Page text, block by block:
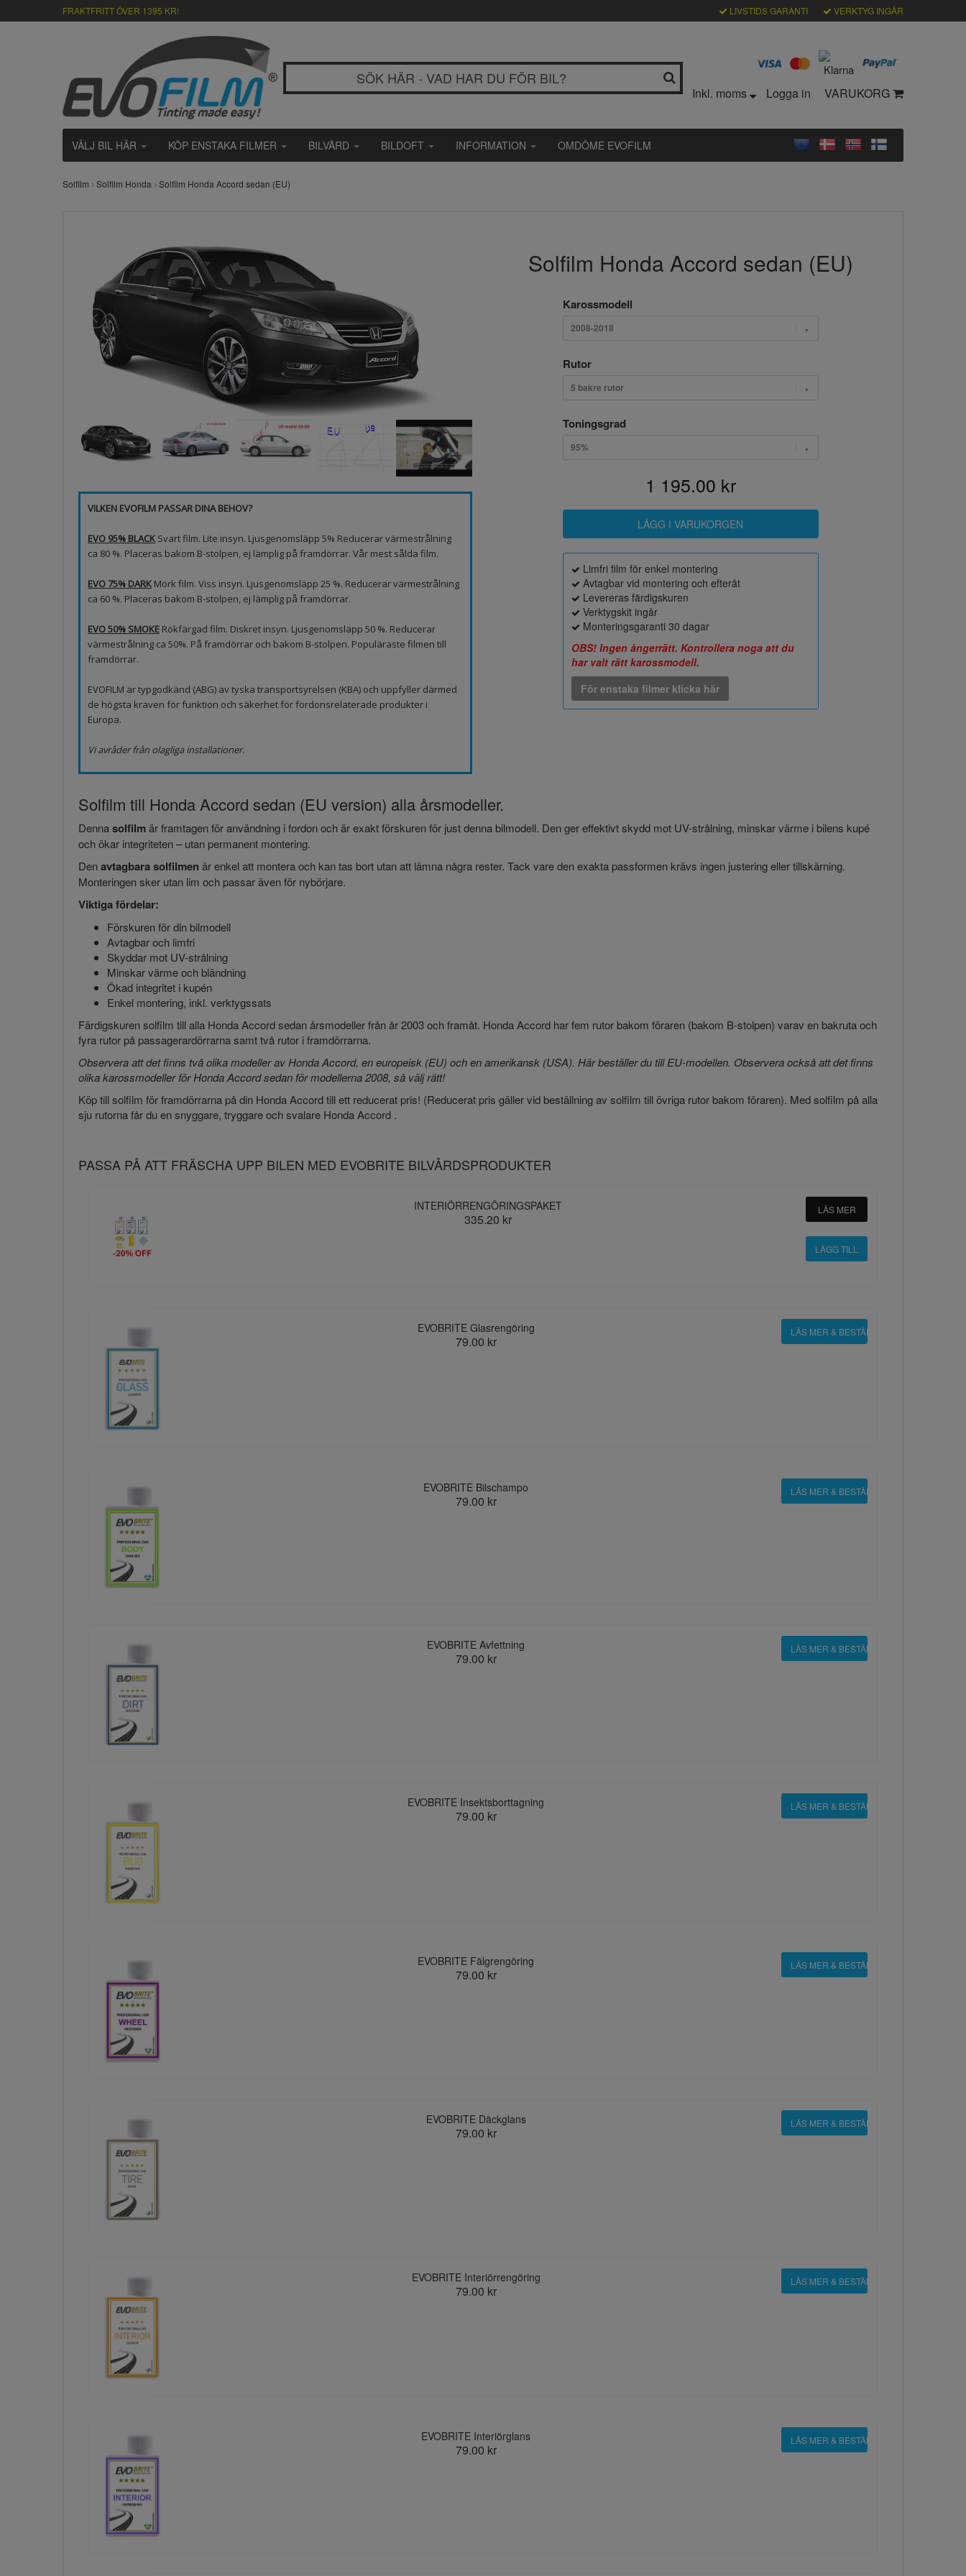
FRAKTFRITT ÖVER 1395 KR! LIVSTIDS GARANTI VERKTYG INGÅR
Inkl. moms Logga in VARUKORG
VÄLJ BIL HÄR KÖP ENSTAKA FILMER BILVÅRD BILDOFT INFORMATION OMDÖME EVOFILM
Solfilm Solfilm Honda Solfilm Honda Accord sedan (EU)
VILKEN EVOFILM PASSAR DINA BEHOV?
EVO 95% BLACK Svart film. Lite insyn. Ljusgenomsläpp 5% Reducerar värmestrålning
ca 80 %. Placeras bakom B-stolpen, ej lämplig på framdörrar. Vår mest sålda film.
EVO 75% DARK Mörk film. Viss insyn. Ljusgenomsläpp 25 %. Reducerar värmestrålning
ca 60 %. Placeras bakom B-stolpen, ej lämplig på framdörrar.
EVO 50% SMOKE Rökfärgad film. Diskret insyn. Ljusgenomsläpp 50 %. Reducerar
värmestrålning ca 50%. På framdörrar och bakom B-stolpen. Populäraste filmen till
framdörrar.
EVOFILM är typgodkänd (ABG) av tyska transportsyrelsen (KBA) och uppfyller därmed
de högsta kraven för funktion och säkerhet för fordonsrelaterade produkter i
Europa.
Vi avråder från olagliga installationer.
Solfilm Honda Accord sedan (EU)
Karossmodell
2008-2018
Rutor
5 bakre rutor
Toningsgrad
95%
1 195.00 kr
Limfri film för enkel montering
Avtagbar vid montering och efteråt
Levereras färdigskuren
Verktygskit ingår
Monteringsgaranti 30 dagar
OBS! Ingen ångerrätt. Kontrollera noga att du
har valt rätt karossmodell.
För enstaka filmer klicka här
Solfilm till Honda Accord sedan (EU version) alla årsmodeller.
Dennasolfilmär framtagen för användning i fordon och är exakt förskuren för just denna bilmodell. Den ger effektivt skydd mot UV-strålning, minskar värme i bilens kupé
och ökar integriteten – utan permanent montering.
Denavtagbara solfilmen är enkel att montera och kan tas bort utan att lämna några rester. Tack vare den exakta passformen krävs ingen justering eller tillskärning.
Monteringen sker utan lim och passar även för nybörjare.
Viktiga fördelar:
Förskuren för din bilmodell
Avtagbar och limfri
Skyddar mot UV-strålning
Minskar värme och bländning
Ökad integritet i kupén
Enkel montering, inkl. verktygssats
Färdigskuren solfilm till alla Honda Accord sedan årsmodeller från år 2003 och framåt. Honda Accord har fem rutor bakom föraren (bakom B-stolpen) varav en bakruta och
fyra rutor på passagerardörrarna samt två rutor i framdörrarna.
Observera att det finns två olika modeller av Honda Accord, en europeisk (EU) och en amerikansk (USA). Här beställer du till EU-modellen. Observera också att det finns
olika karossmodeller för Honda Accord sedan för modellerna 2008, så välj rätt!
Köp till solfilm för framdörrarna på din Honda Accord till ett reducerat pris! (Reducerat pris gäller vid beställning av solfilm till övriga rutor bakom föraren). Med solfilm på alla
sju rutorna får du en snyggare, tryggare och svalare Honda Accord .
PASSA PÅ ATT FRÄSCHA UPP BILEN MED EVOBRITE BILVÅRDSPRODUKTER
INTERIÖRRENGÖRINGSPAKET
335.20 kr
LÄS MER
EVOBRITE Glasrengöring
79.00 kr
LÄS MER & BESTÄLL
EVOBRITE Bilschampo
79.00 kr
LÄS MER & BESTÄLL
EVOBRITE Avfettning
79.00 kr
LÄS MER & BESTÄLL
EVOBRITE Insektsborttagning
79.00 kr
LÄS MER & BESTÄLL
EVOBRITE Fälgrengöring
79.00 kr
LÄS MER & BESTÄLL
EVOBRITE Däckglans
79.00 kr
LÄS MER & BESTÄLL
EVOBRITE Interiörrengöring
79.00 kr
LÄS MER & BESTÄLL
EVOBRITE Interiörglans
79.00 kr
LÄS MER & BESTÄLL